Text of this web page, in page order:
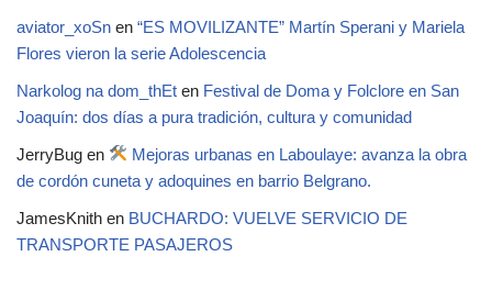
aviator_xoSn en “ES MOVILIZANTE” Martín Sperani y Mariela
Flores vieron la serie Adolescencia
Narkolog na dom_thEt en Festival de Doma y Folclore en San
Joaquín: dos días a pura tradición, cultura y comunidad
JerryBug en
Mejoras urbanas en Laboulaye: avanza la obra
de cordón cuneta y adoquines en barrio Belgrano.
JamesKnith en BUCHARDO: VUELVE SERVICIO DE
TRANSPORTE PASAJEROS